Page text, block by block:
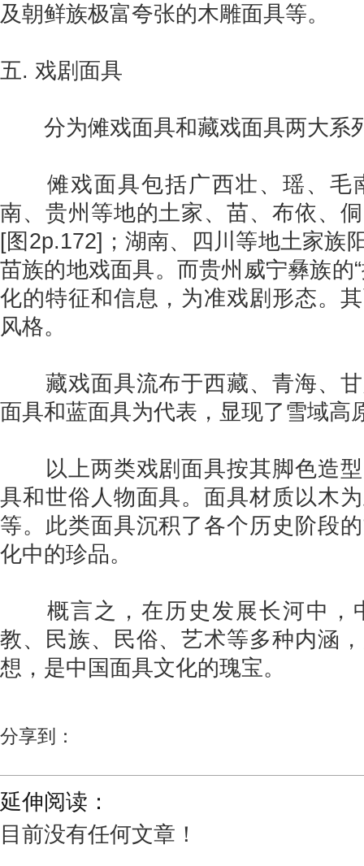
及朝鲜族极富夸张的木雕面具等。
五. 戏剧面具
分为傩戏面具和藏戏面具两大系
傩戏面具包括广西壮、瑶、毛
南、贵州等地的土家、苗、布依、
[图2p.172]；湖南、四川等地土家族
苗族的地戏面具。而贵州威宁彝族的
化的特征和信息，为准戏剧形态。
风格。
藏戏面具流布于西藏、青海、甘
面具和蓝面具为代表，显现了雪域高
以上两类戏剧面具按其脚色造型
具和世俗人物面具。面具材质以木
等。此类面具沉积了各个历史阶段
化中的珍品。
概言之，在历史发展长河中，
教、民族、民俗、艺术等多种内涵
想，是中国面具文化的瑰宝。
分享到：
延伸阅读：
目前没有任何文章！